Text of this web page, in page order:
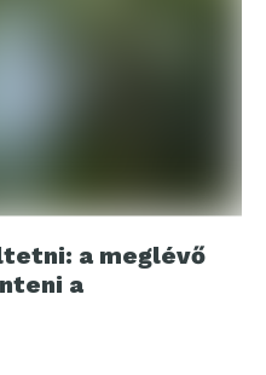
a meglévő
a